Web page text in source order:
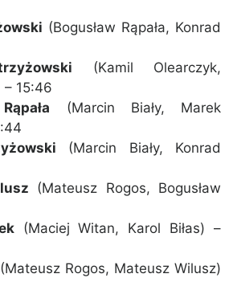
(Bogusław Rąpała, Konrad
(Kamil Olearczyk,
– 15:46
(Marcin Biały, Marek
(Marcin Biały, Konrad
(Mateusz Rogos, Bogusław
(Maciej Witan, Karol Biłas) –
(Mateusz Rogos, Mateusz Wilusz)